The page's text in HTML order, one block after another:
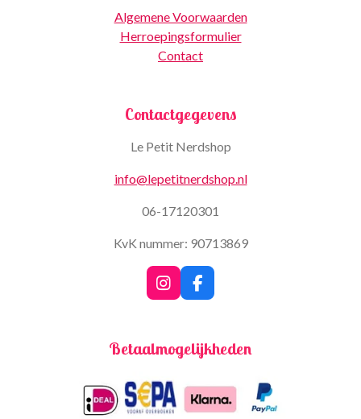
Algemene Voorwaarden
Herroepingsformulier
Contact
Contactgegevens
Le Petit Nerdshop
info@lepetitnerdshop.nl
06-17120301
KvK nummer: 90713869
I
n
a
r
a
m
F
a
b
k
Betaalmogelijkheden